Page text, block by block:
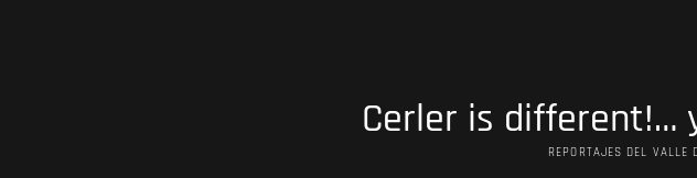
Cerler is different!…
REPORTAJES DEL VALLE